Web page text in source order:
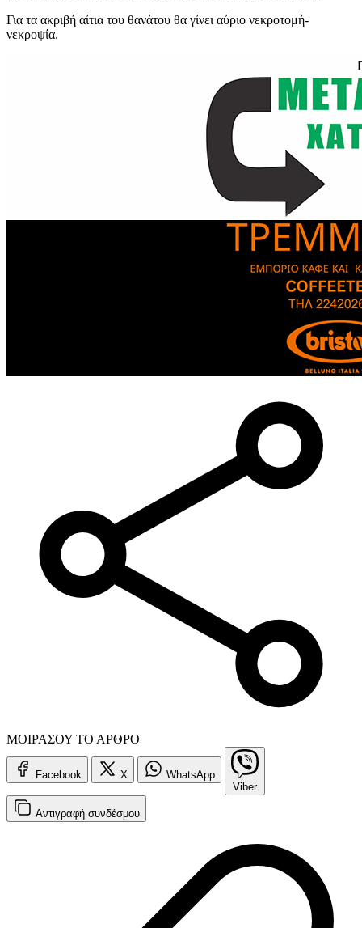
Για τα ακριβή αίτια του θανάτου θα γίνει αύριο νεκροτομή-
νεκροψία.
ΜΟΙΡΑΣΟΥ ΤΟ ΑΡΘΡΟ
Facebook X
WhatsApp
Viber
Αντιγραφή συνδέσμου